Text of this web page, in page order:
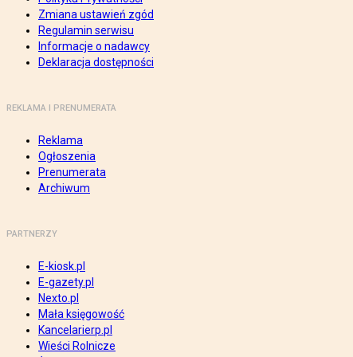
Zmiana ustawień zgód
Regulamin serwisu
Informacje o nadawcy
Deklaracja dostępności
REKLAMA I PRENUMERATA
Reklama
Ogłoszenia
Prenumerata
Archiwum
PARTNERZY
E-kiosk.pl
E-gazety.pl
Nexto.pl
Mała księgowość
Kancelarierp.pl
Wieści Rolnicze